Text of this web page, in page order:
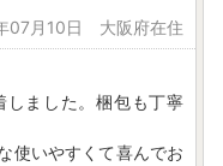
ざいます。
07月10日 大阪府在住
しました。梱包も丁寧
使いやすくて喜んでお